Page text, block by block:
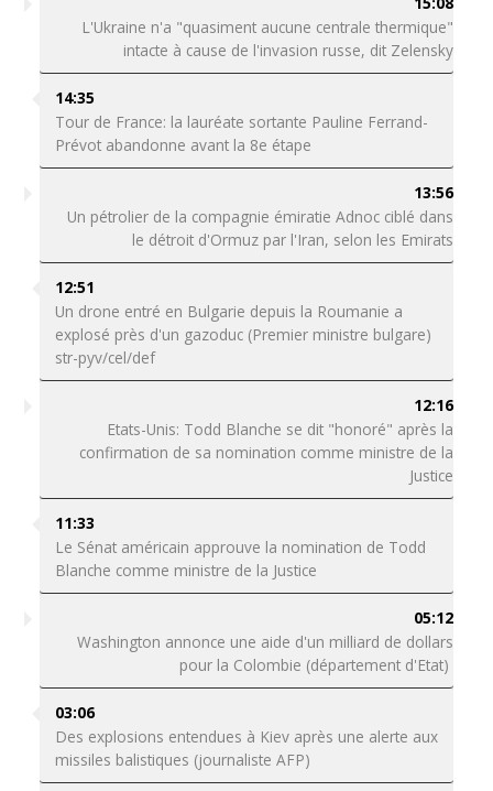
L'Ukraine n'a "quasiment aucune centrale thermique"
intacte à cause de l'invasion russe, dit Zelensky
14:35
Tour de France: la lauréate sortante Pauline Ferrand-
Prévot abandonne avant la 8e étape
13:56
Un pétrolier de la compagnie émiratie Adnoc ciblé dans
le détroit d'Ormuz par l'Iran, selon les Emirats
12:51
Un drone entré en Bulgarie depuis la Roumanie a
explosé près d'un gazoduc (Premier ministre bulgare)
str-pyv/cel/def
12:16
Etats-Unis: Todd Blanche se dit "honoré" après la
confirmation de sa nomination comme ministre de la
Justice
11:33
Le Sénat américain approuve la nomination de Todd
Blanche comme ministre de la Justice
05:12
Washington annonce une aide d'un milliard de dollars
pour la Colombie (département d'Etat)
03:06
Des explosions entendues à Kiev après une alerte aux
missiles balistiques (journaliste AFP)